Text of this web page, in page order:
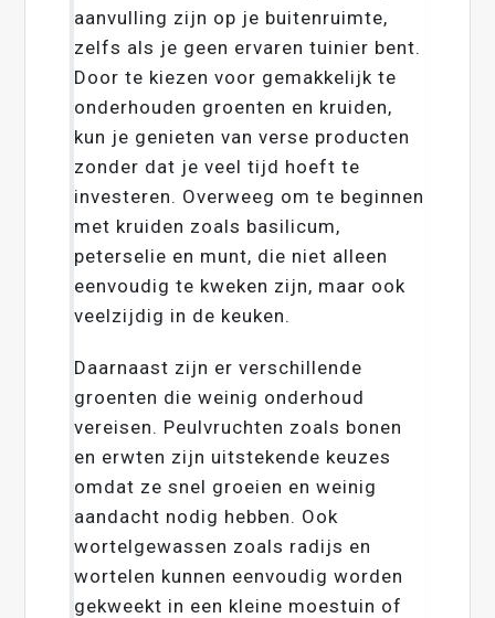
aanvulling zijn op je buitenruimte,
zelfs als je geen ervaren tuinier bent.
Door te kiezen voor gemakkelijk te
onderhouden groenten en kruiden,
kun je genieten van verse producten
zonder dat je veel tijd hoeft te
investeren. Overweeg om te beginnen
met kruiden zoals basilicum,
peterselie en munt, die niet alleen
eenvoudig te kweken zijn, maar ook
veelzijdig in de keuken.
Daarnaast zijn er verschillende
groenten die weinig onderhoud
vereisen. Peulvruchten zoals bonen
en erwten zijn uitstekende keuzes
omdat ze snel groeien en weinig
aandacht nodig hebben. Ook
wortelgewassen zoals radijs en
wortelen kunnen eenvoudig worden
gekweekt in een kleine moestuin of